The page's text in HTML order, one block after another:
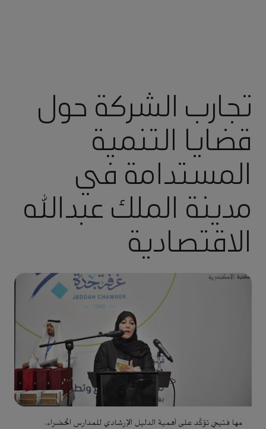
تجارب الشركة حول
قضايا التنمية
المستدامة في
مدينة الملك عبدالله
الاقتصادية
مها فتيحي تؤكِّد على أهمية الدليل الإرشادي للمدارس الخضراء.